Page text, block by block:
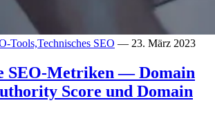
Tools,Technisches SEO — 23. März 2023
SEO-Metriken — Domain
Score und Domain